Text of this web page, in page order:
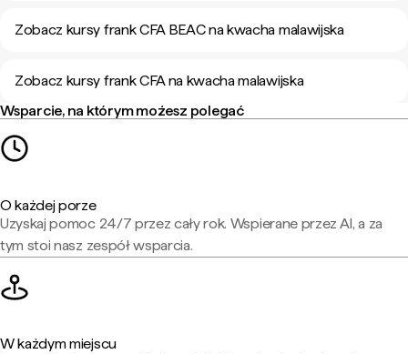
Zobacz kursy frank CFA BEAC na kwacha malawijska
Zobacz kursy frank CFA na kwacha malawijska
Wsparcie, na którym możesz polegać
O każdej porze
Uzyskaj pomoc 24/7 przez cały rok. Wspierane przez AI, a za
tym stoi nasz zespół wsparcia.
W każdym miejscu